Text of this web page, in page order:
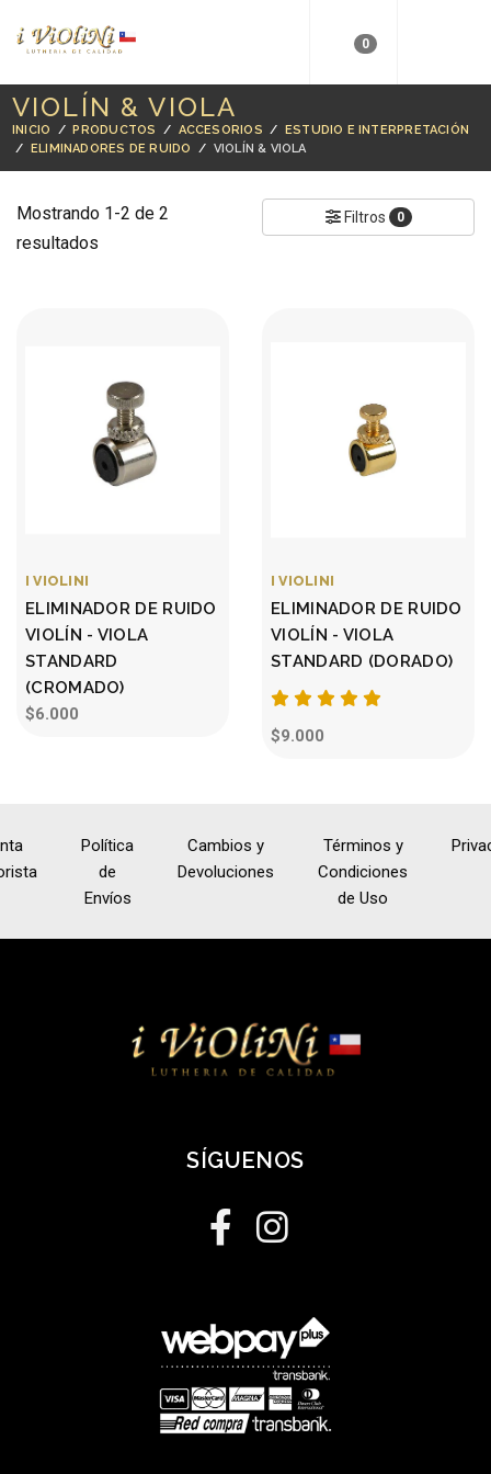
0
VIOLÍN & VIOLA
INICIO /PRODUCTOS / ACCESORIOS / ESTUDIO E INTERPRETACIÓN
/ ELIMINADORES DE RUIDO / VIOLÍN & VIOLA
Mostrando 1-2 de 2
resultados
Filtros 0
I VIOLINI
ELIMINADOR DE RUIDO
VIOLÍN - VIOLA
STANDARD
(CROMADO)
$6.000
I VIOLINI
ELIMINADOR DE RUIDO
VIOLÍN - VIOLA
STANDARD (DORADO)
$9.000
Política
de
Envíos
Cambios y
Devoluciones
Términos y
Condiciones
de Uso
SÍGUENOS